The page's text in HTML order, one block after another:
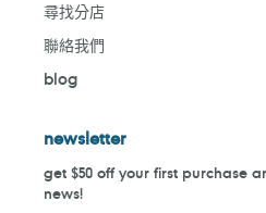
尋找分店
聯絡我們
blog
newsletter
get $50 off your first purchase
news!